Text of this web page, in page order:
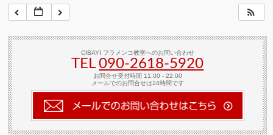
CIBAYI フラメンコ教室へのお問い合わせ
TEL090-2618‐5920
お問合せ受付時間 11:00 - 22:00
メールでのお問合せは24時間です